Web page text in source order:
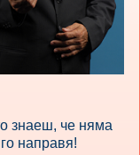
че няма
направя!